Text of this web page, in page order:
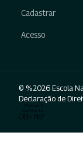
Cadastrar
Acesso
© %2026 Escola
Declaração de